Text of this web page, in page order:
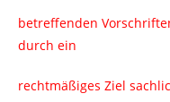
betreffenden
durch ein
rechtmäßiges Ziel